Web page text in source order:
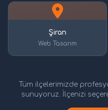
Şiran
Web Tasarım
Tüm ilçelerimizde
sunuyoruz. İlçenizi